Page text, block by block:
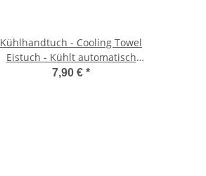
Kühlhandtuch - Cooling Towel
Eistuch - Kühlt automatisch
durch schütteln
7,90 € *